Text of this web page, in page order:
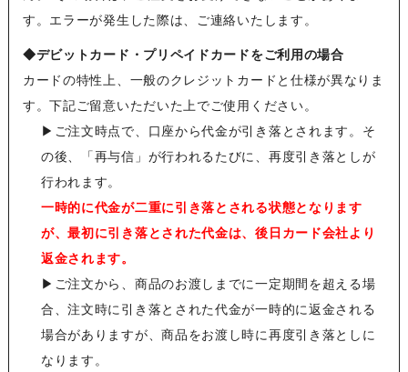
す。エラーが発生した際は、ご連絡いたします。
◆デビットカード・プリペイドカードをご利用の場合
カードの特性上、一般のクレジットカードと仕様が異なりま
す。下記ご留意いただいた上でご使用ください。
▶ ご注文時点で、口座から代金が引き落とされます。そ
の後、「再与信」が行われるたびに、再度引き落としが
行われます。
一時的に代金が二重に引き落とされる状態となります
が、最初に引き落とされた代金は、後日カード会社より
返金されます。
▶ ご注文から、商品のお渡しまでに一定期間を超える場
合、注文時に引き落とされた代金が一時的に返金される
場合がありますが、商品をお渡し時に再度引き落としに
なります。